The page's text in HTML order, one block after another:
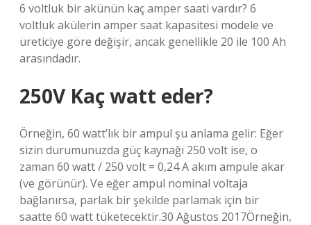
6 voltluk bir akünün kaç amper saati vardır? 6
voltluk akülerin amper saat kapasitesi modele ve
üreticiye göre değişir, ancak genellikle 20 ile 100 Ah
arasındadır.
250V Kaç watt eder?
Örneğin, 60 watt’lık bir ampul şu anlama gelir: Eğer
sizin durumunuzda güç kaynağı 250 volt ise, o
zaman 60 watt / 250 volt = 0,24 A akım ampule akar
(ve görünür). Ve eğer ampul nominal voltaja
bağlanırsa, parlak bir şekilde parlamak için bir
saatte 60 watt tüketecektir.30 Ağustos 2017Örneğin,